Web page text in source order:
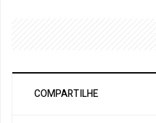
COMPARTILHE